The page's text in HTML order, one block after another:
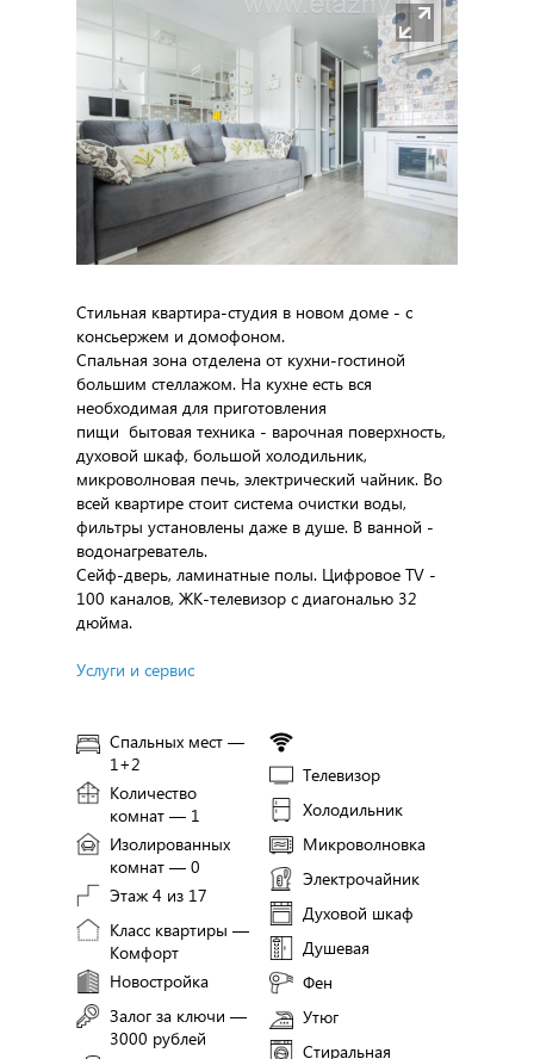
Стильная квартира-студия в новом доме - с
консьержем и домофоном.
Спальная зона отделена от кухни-гостиной
большим стеллажом. На кухне есть вся
необходимая для приготовления
пищи бытовая техника - варочная поверхность,
духовой шкаф, большой холодильник,
микроволновая печь, электрический чайник. Во
всей квартире стоит система очистки воды,
фильтры установлены даже в душе. В ванной -
водонагреватель.
Сейф-дверь, ламинатные полы. Цифровое TV -
100 каналов, ЖК-телевизор с диагональю 32
дюйма.
Услуги и сервис
Спальных мест —
1+2
Количество
комнат — 1
Изолированных
комнат — 0
Этаж 4 из 17
Класс квартиры —
Комфорт
Новостройка
Залог за ключи —
3000 рублей
Телевизор
Холодильник
Микроволновка
Электрочайник
Духовой шкаф
Душевая
Фен
Утюг
Стиральная